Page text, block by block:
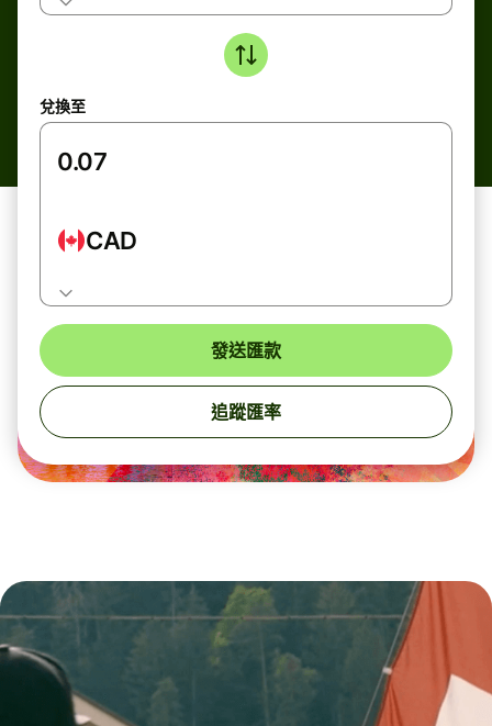
兌換至
CAD
發送匯款
追蹤匯率